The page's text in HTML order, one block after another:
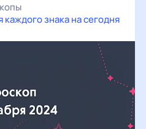
знака на сегодня